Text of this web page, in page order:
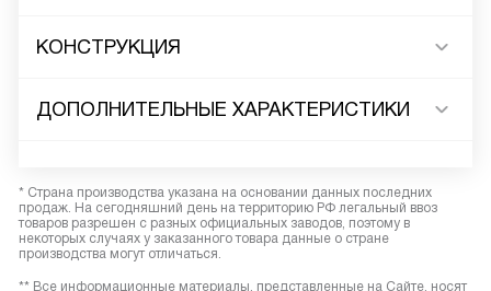
КОНСТРУКЦИЯ
ДОПОЛНИТЕЛЬНЫЕ ХАРАКТЕРИСТИКИ
* Страна производства указана на основании данных последних
продаж. На сегодняшний день на территорию РФ легальный ввоз
товаров разрешен с разных официальных заводов, поэтому в
некоторых случаях у заказанного товара данные о стране
производства могут отличаться.
** Все информационные материалы, представленные на Сайте, носят